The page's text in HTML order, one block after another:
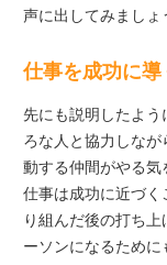
声に出してみましょ
仕事を成功に導
先にも説明したよ
ろな人と協力しな
動する仲間がやる
仕事は成功に近づく
り組んだ後の打ち
ーソンになるため